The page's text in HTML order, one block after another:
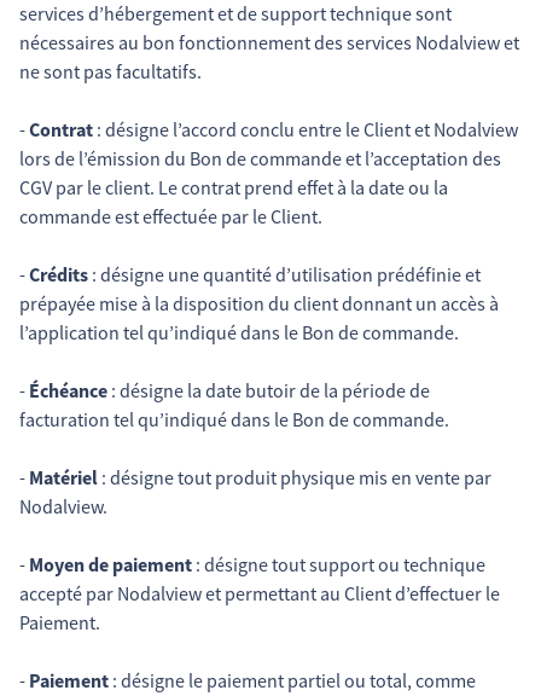
services d’hébergement et de support technique sont
nécessaires au bon fonctionnement des services Nodalview et
ne sont pas facultatifs.
-Contrat : désigne l’accord conclu entre le Client et Nodalview
lors de l’émission du Bon de commande et l’acceptation des
CGV par le client. Le contrat prend effet à la date ou la
commande est effectuée par le Client.
-Crédits : désigne une quantité d’utilisation prédéfinie et
prépayée mise à la disposition du client donnant un accès à
l’application tel qu’indiqué dans le Bon de commande.
- Échéance : désigne la date butoir de la période de
facturation tel qu’indiqué dans le Bon de commande.
- Matériel : désigne tout produit physique mis en vente par
Nodalview.
- Moyen de paiement : désigne tout support ou technique
accepté par Nodalview et permettant au Client d’effectuer le
Paiement.
- Paiement : désigne le paiement partiel ou total, comme